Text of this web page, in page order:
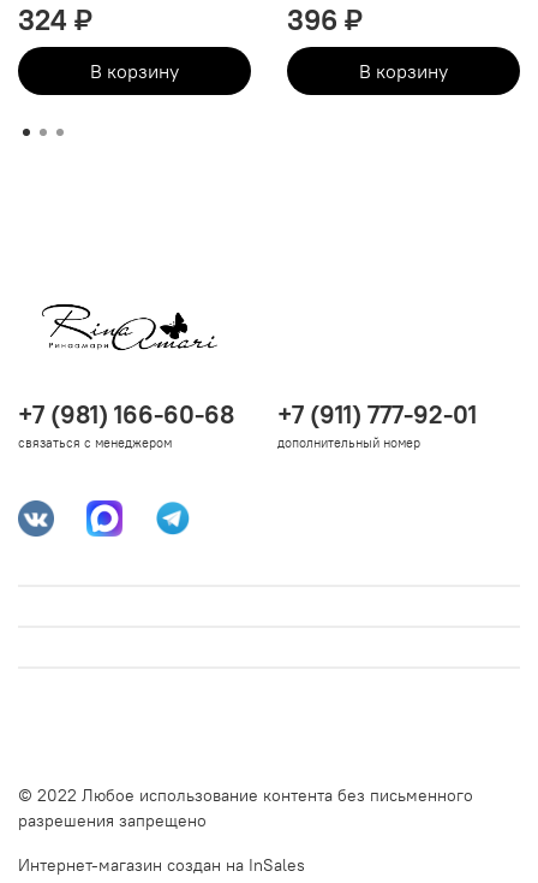
324 ₽
В корзину
396 ₽
В корзину
+7 (981) 166-60-68
связаться с менеджером
+7 (911) 777-92-01
дополнительный номер
© 2022 Любое использование контента без письменного
разрешения запрещено
Интернет-магазин создан на InSales